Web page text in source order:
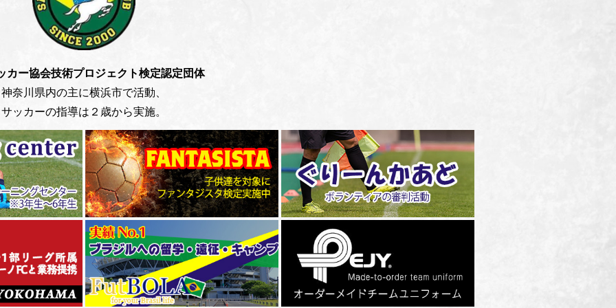
カー協会技術プロジェクト検定認定団体
神奈川県内の主に横浜市で活動、
サッカーの指導は２歳から実施。